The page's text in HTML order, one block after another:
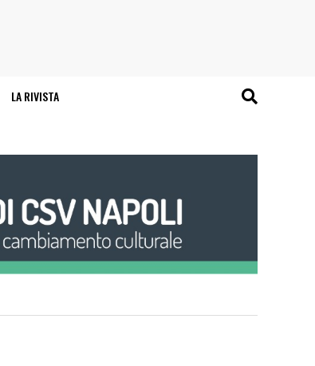
LA RIVISTA